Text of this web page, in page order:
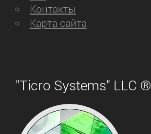
Контакты
Карта сайта
"Ticro Systems" LLC ®